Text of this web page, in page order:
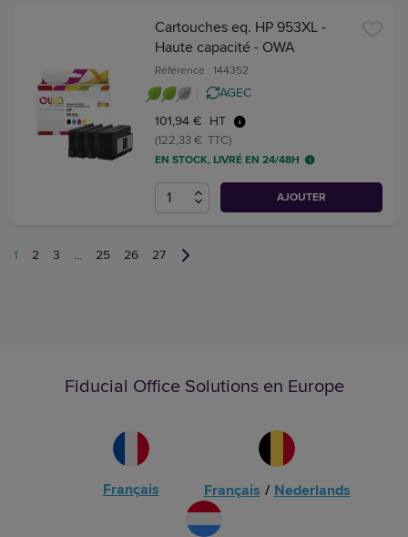
Cartouches eq. HP 953XL -
Haute capacité - OWA
Référence : 144352
AGEC
101,94 € HT
(122,33 € TTC)
EN STOCK, LIVRÉ EN 24/48H
AJOUTER
1 2 3 ... 25 26 27
Fiducial Office Solutions en Europe
Français Français / Nederlands